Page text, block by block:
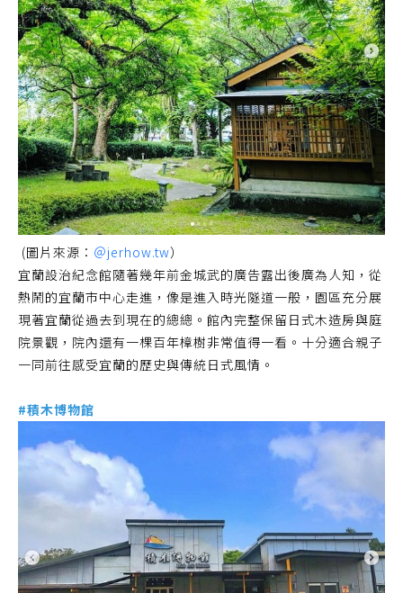
(圖片來源： ＠jerhow.tw）
宜蘭設治紀念館隨著幾年前金城武的廣告露出後廣為人知，從
熱鬧的宜蘭市中心走進，像是進入時光隧道一般，園區充分展
現著宜蘭從過去到現在的總總。館內完整保留日式木造房與庭
院景觀，院內還有一棵百年樟樹非常值得一看。十分適合親子
一同前往感受宜蘭的歷史與傳統日式風情。
#積木博物館